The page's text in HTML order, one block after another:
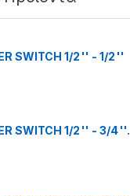
SWITCH 1/2 '' - 1/2 ''
SWITCH 1/2 '' - 3/4 ''.